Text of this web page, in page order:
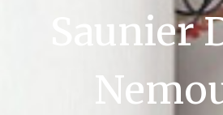
Saunier